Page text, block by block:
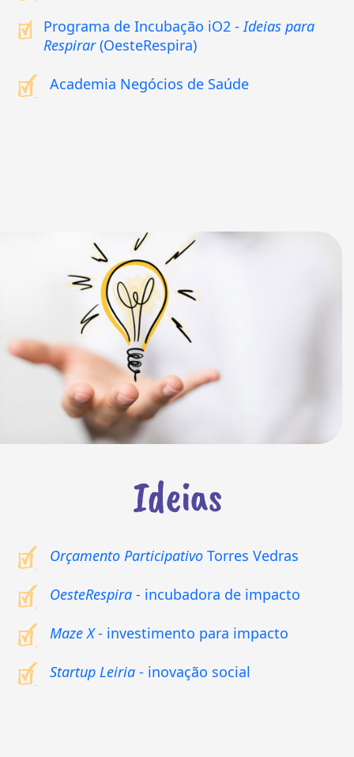
Programa de Incubação iO2 - Ideias para
Respirar(OesteRespira)
Academia Negócios de Saúde
Ideias
Orçamento ParticipativoTorres Vedras
OesteRespira- incubadora de impacto
Maze X- investimento para impacto
Startup Leiria- inovação social